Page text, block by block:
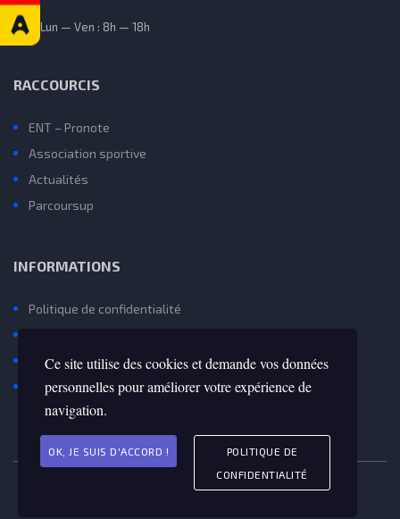
Lun — Ven : 8h — 18h
RACCOURCIS
ENT – Pronote
Association sportive
Actualités
Parcoursup
INFORMATIONS
Politique de confidentialité
Contactez Nous
Avenir(s) – Onisep
Ce site utilise des cookies et demande vos données
personnelles pour améliorer votre expérience de
navigation.
OK, JE SUIS D'ACCORD !
POLITIQUE DE
CONFIDENTIALITÉ